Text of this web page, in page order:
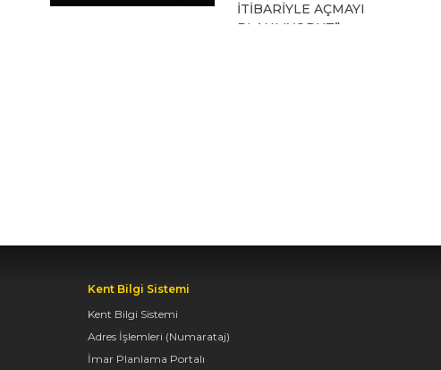
İTİBARİYLE AÇMAYI
PLANLIYORUZ”
Kent Bilgi Sistemi
Kent Bilgi Sistemi
Adres İşlemleri (Numarataj)
İmar Planlama Portalı